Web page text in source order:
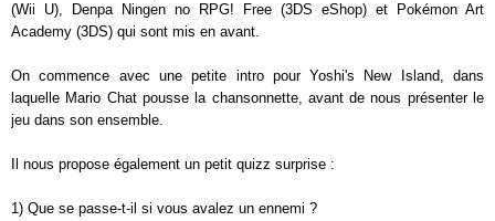
(Wii U), Denpa Ningen no RPG! Free (3DS eShop) et Pokémon Art
Academy (3DS) qui sont mis en avant.
On commence avec une petite intro pour Yoshi's New Island, dans
laquelle Mario Chat pousse la chansonnette, avant de nous présenter le
jeu dans son ensemble.
Il nous propose également un petit quizz surprise :
1) Que se passe-t-il si vous avalez un ennemi ?